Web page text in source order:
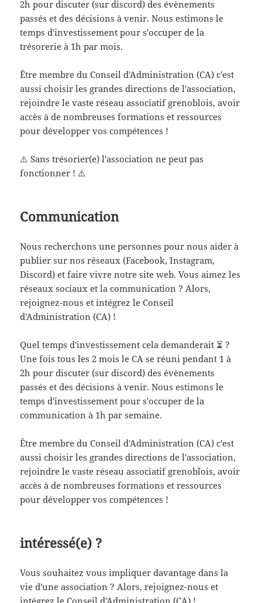
2h pour discuter (sur discord) des évènements
passés et des décisions à venir. Nous estimons le
temps d'investissement pour s'occuper de la
trésorerie à 1h par mois.
Être membre du Conseil d'Administration (CA) c'est
aussi choisir les grandes directions de l'association,
rejoindre le vaste réseau associatif grenoblois, avoir
accès à de nombreuses formations et ressources
pour développer vos compétences !
⚠️ Sans trésorier(e) l'association ne peut pas
fonctionner ! ⚠️
Communication
Nous recherchons une personnes pour nous aider à
publier sur nos réseaux (Facebook, Instagram,
Discord) et faire vivre notre site web. Vous aimez les
réseaux sociaux et la communication ? Alors,
rejoignez-nous et intégrez le Conseil
d'Administration (CA) !
Quel temps d'investissement cela demanderait ⏳ ?
Une fois tous les 2 mois le CA se réuni pendant 1 à
2h pour discuter (sur discord) des évènements
passés et des décisions à venir. Nous estimons le
temps d'investissement pour s'occuper de la
communication à 1h par semaine.
Être membre du Conseil d'Administration (CA) c'est
aussi choisir les grandes directions de l'association,
rejoindre le vaste réseau associatif grenoblois, avoir
accès à de nombreuses formations et ressources
pour développer vos compétences !
intéressé(e) ?
Vous souhaitez vous impliquer davantage dans la
vie d'une association ? Alors, rejoignez-nous et
intégrez le Conseil d'Administration (CA) !